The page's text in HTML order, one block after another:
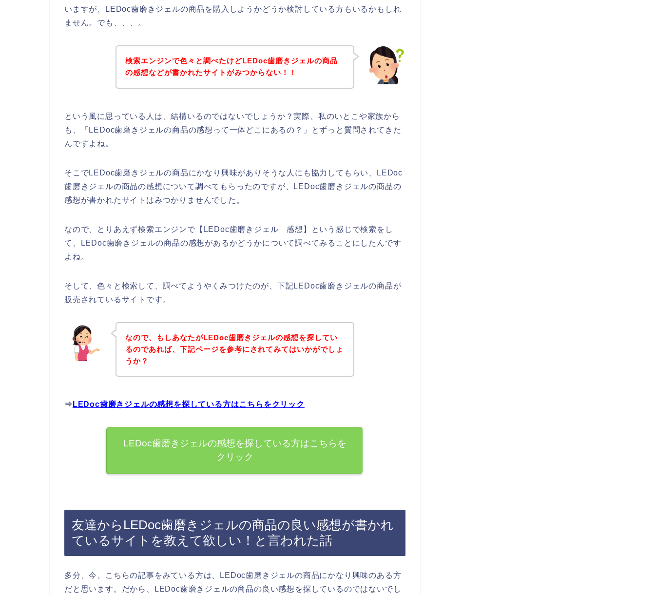
いますが、LEDoc歯磨きジェルの商品を購入しようかどうか検討している方もいるかもしれ
ません。でも、、、。
検索エンジンで色々と調べたけどLEDoc歯磨きジェルの商品
の感想などが書かれたサイトがみつからない！！
という風に思っている人は、結構いるのではないでしょうか？実際、私のいとこや家族から
も、「LEDoc歯磨きジェルの商品の感想って一体どこにあるの？」とずっと質問されてきた
んですよね。
そこでLEDoc歯磨きジェルの商品にかなり興味がありそうな人にも協力してもらい、LEDoc
歯磨きジェルの商品の感想について調べてもらったのですが、LEDoc歯磨きジェルの商品の
感想が書かれたサイトはみつかりませんでした。
なので、とりあえず検索エンジンで【LEDoc歯磨きジェル 感想】という感じで検索をし
て、LEDoc歯磨きジェルの商品の感想があるかどうかについて調べてみることにしたんです
よね。
そして、色々と検索して、調べてようやくみつけたのが、下記LEDoc歯磨きジェルの商品が
販売されているサイトです。
なので、もしあなたがLEDoc歯磨きジェルの感想を探してい
るのであれば、下記ページを参考にされてみてはいかがでしょ
うか？
⇒ LEDoc歯磨きジェルの感想を探している方はこちらをクリック
LEDoc歯磨きジェルの感想を探している方はこちらを
クリック
友達からLEDoc歯磨きジェルの商品の良い感想が書かれ
ているサイトを教えて欲しい！と言われた話
多分、今、こちらの記事をみている方は、LEDoc歯磨きジェルの商品にかなり興味のある方
だと思います。だから、LEDoc歯磨きジェルの商品の良い感想を探しているのではないでし